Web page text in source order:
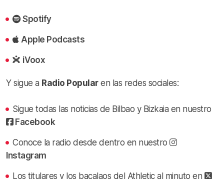
Spotify
Apple Podcasts
iVoox
Y sigue a Radio Popularen las redes sociales:
Sigue todas las noticias de Bilbao y Bizkaia en nuestro
Facebook
Conoce la radio desde dentro en nuestro
Instagram
Los titulares y los bacalaos del Athletic al minuto en